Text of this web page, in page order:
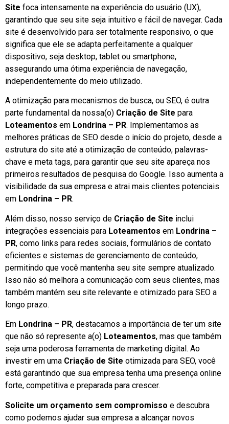
Site foca intensamente na experiência do usuário (UX),
garantindo que seu site seja intuitivo e fácil de navegar. Cada
site é desenvolvido para ser totalmente responsivo, o que
significa que ele se adapta perfeitamente a qualquer
dispositivo, seja desktop, tablet ou smartphone,
assegurando uma ótima experiência de navegação,
independentemente do meio utilizado.
A otimização para mecanismos de busca, ou SEO, é outra
parte fundamental da nossa(o) Criação de Site para
Loteamentos em Londrina – PR. Implementamos as
melhores práticas de SEO desde o início do projeto, desde a
estrutura do site até a otimização de conteúdo, palavras-
chave e meta tags, para garantir que seu site apareça nos
primeiros resultados de pesquisa do Google. Isso aumenta a
visibilidade da sua empresa e atrai mais clientes potenciais
em Londrina – PR.
Além disso, nosso serviço de Criação de Site inclui
integrações essenciais para Loteamentos em Londrina –
PR, como links para redes sociais, formulários de contato
eficientes e sistemas de gerenciamento de conteúdo,
permitindo que você mantenha seu site sempre atualizado.
Isso não só melhora a comunicação com seus clientes, mas
também mantém seu site relevante e otimizado para SEO a
longo prazo.
Em Londrina – PR, destacamos a importância de ter um site
que não só represente a(o) Loteamentos, mas que também
seja uma poderosa ferramenta de marketing digital. Ao
investir em uma Criação de Site otimizada para SEO, você
está garantindo que sua empresa tenha uma presença online
forte, competitiva e preparada para crescer.
Solicite um orçamento sem compromisso e descubra
como podemos ajudar sua empresa a alcançar novos